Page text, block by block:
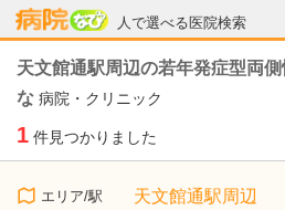
人で選べる医院検索
病院なび
天文館通駅周辺の若年発症型両
な 病院・クリニック
1 件見つかりました
エリア/駅 天文館通駅周辺